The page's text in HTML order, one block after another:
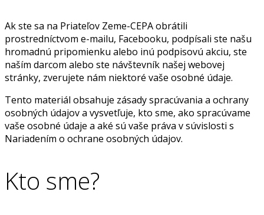
Ak ste sa na Priateľov Zeme-CEPA obrátili
prostredníctvom e-mailu, Facebooku, podpísali ste našu
hromadnú pripomienku alebo inú podpisovú akciu, ste
naším darcom alebo ste návštevník našej webovej
stránky, zverujete nám niektoré vaše osobné údaje.
Tento materiál obsahuje zásady spracúvania a ochrany
osobných údajov a vysvetľuje, kto sme, ako spracúvame
vaše osobné údaje a aké sú vaše práva v súvislosti s
Nariadením o ochrane osobných údajov.
Kto sme?